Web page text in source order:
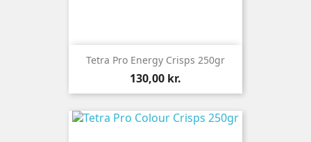
Tetra Pro Energy Crisps 250gr
Pris
130,00 kr.